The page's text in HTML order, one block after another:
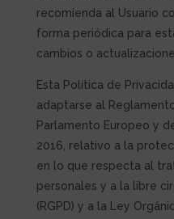
recomienda al Usuario
forma periódica para
cambios o
Esta Política de
adaptarse al
Parlamento Europeo y
2016, relativo a la
en lo que respecta al
personales y a la libre
(RGPD) y a la Ley